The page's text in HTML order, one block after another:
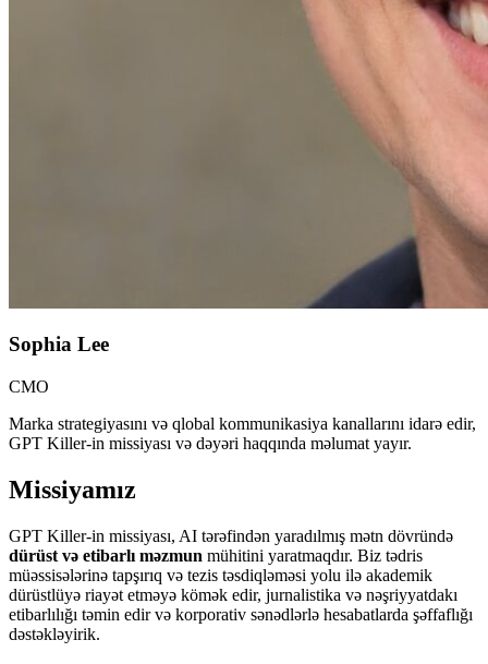
Sophia Lee
CMO
Marka strategiyasını və qlobal kommunikasiya kanallarını idarə edir,
GPT Killer-in missiyası və dəyəri haqqında məlumat yayır.
Missiyamız
GPT Killer-in missiyası, AI tərəfindən yaradılmış mətn dövründə
dürüst və etibarlı məzmun mühitini yaratmaqdır. Biz tədris
müəssisələrinə tapşırıq və tezis təsdiqləməsi yolu ilə akademik
dürüstlüyə riayət etməyə kömək edir, jurnalistika və nəşriyyatdakı
etibarlılığı təmin edir və korporativ sənədlərlə hesabatlarda şəffaflığı
dəstəkləyirik.